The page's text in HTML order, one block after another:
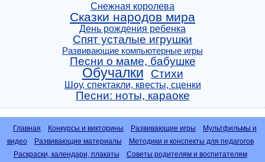
Снежная королева
Сказки народов мира
День рождения ребенка
Спят усталые игрушки
Развивающие компьютерные игры
Песни о маме, бабушке
Обучалки Стихи
Шоу, спектакли, квесты, сценки
Песни: ноты, караоке
Главная Конкурсы и викторины Развивающие игры
Мультфильмы и
видео
Развивающие материалы
Методики и конспекты для педагогов
Раскраски, календари, плакаты
Советы родителям и воспитателям